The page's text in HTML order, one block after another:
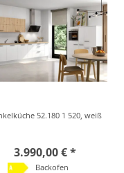
52.180 1 520, weiß
3.990,00 € *
Backofen